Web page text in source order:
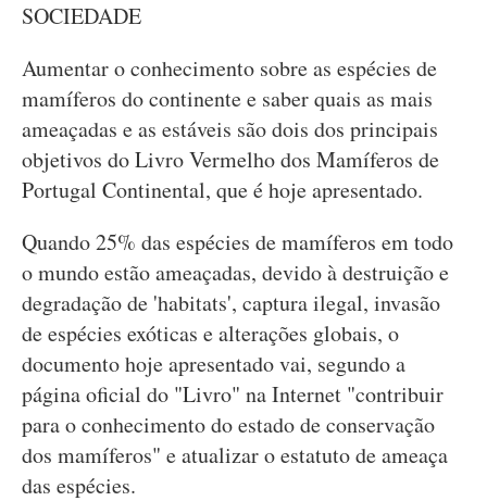
SOCIEDADE
Aumentar o conhecimento sobre as espécies de
mamíferos do continente e saber quais as mais
ameaçadas e as estáveis são dois dos principais
objetivos do Livro Vermelho dos Mamíferos de
Portugal Continental, que é hoje apresentado.
Quando 25% das espécies de mamíferos em todo
o mundo estão ameaçadas, devido à destruição e
degradação de 'habitats', captura ilegal, invasão
de espécies exóticas e alterações globais, o
documento hoje apresentado vai, segundo a
página oficial do "Livro" na Internet "contribuir
para o conhecimento do estado de conservação
dos mamíferos" e atualizar o estatuto de ameaça
das espécies.